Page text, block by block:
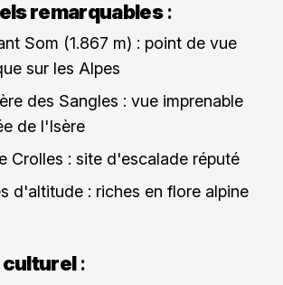
remarquables:
Som (1.867 m) : point de vue
sur les Alpes
des Sangles : vue imprenable
de l'Isère
Crolles : site d'escalade réputé
d'altitude : riches en flore alpine
culturel: